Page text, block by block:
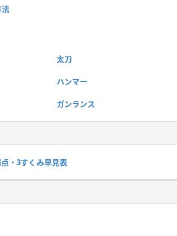
法
太刀
ハンマー
ガンランス
・3すくみ早見表